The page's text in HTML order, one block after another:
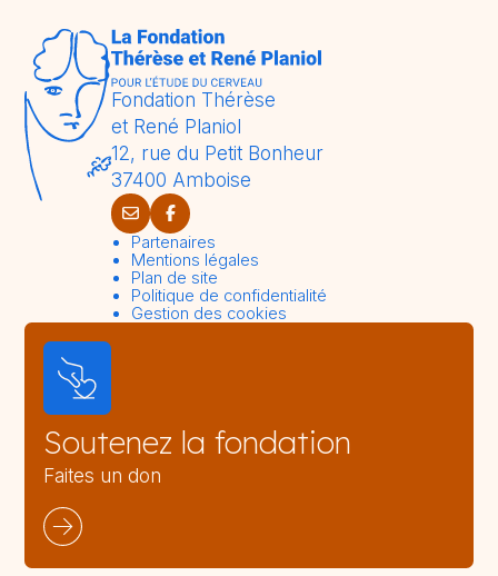
Fondation Thérèse
et René Planiol
12, rue du Petit Bonheur
37400 Amboise
Partenaires
Mentions légales
Plan de site
Politique de confidentialité
Gestion des cookies
Soutenez la fondation
Faites un don